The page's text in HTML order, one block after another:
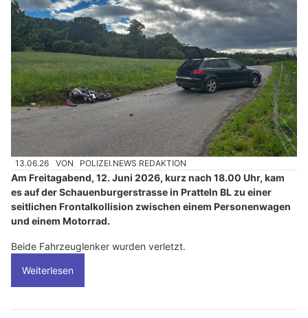
13.06.26 VON POLIZEI.NEWS REDAKTION
Am Freitagabend, 12. Juni 2026, kurz nach 18.00 Uhr, kam
es auf der Schauenburgerstrasse in Pratteln BL zu einer
seitlichen Frontalkollision zwischen einem Personenwagen
und einem Motorrad.
Beide Fahrzeuglenker wurden verletzt.
Weiterlesen